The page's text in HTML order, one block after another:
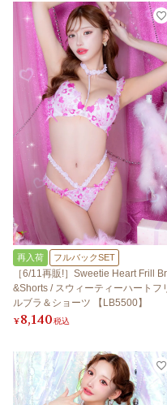
再入荷 フルバックSET
［6/11再販!］Sweetie Heart Frill
&Shorts / スウィーティーハートフ
ルブラ＆ショーツ 【LB5500】
¥8,140税込